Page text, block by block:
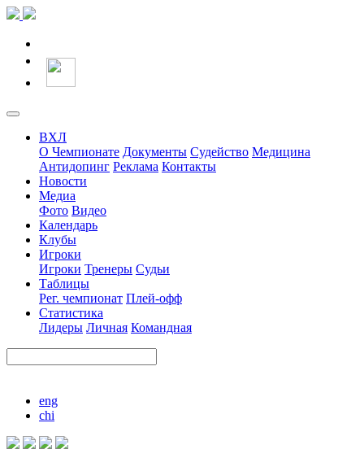
ВХЛ
О Чемпионате Документы Судейство Медицина
Антидопинг Реклама Контакты
Новости
Медиа
Фото Видео
Календарь
Клубы
Игроки
Игроки Тренеры Судьи
Таблицы
Рег. чемпионат Плей-офф
Статистика
Лидеры Личная Командная
eng
chi